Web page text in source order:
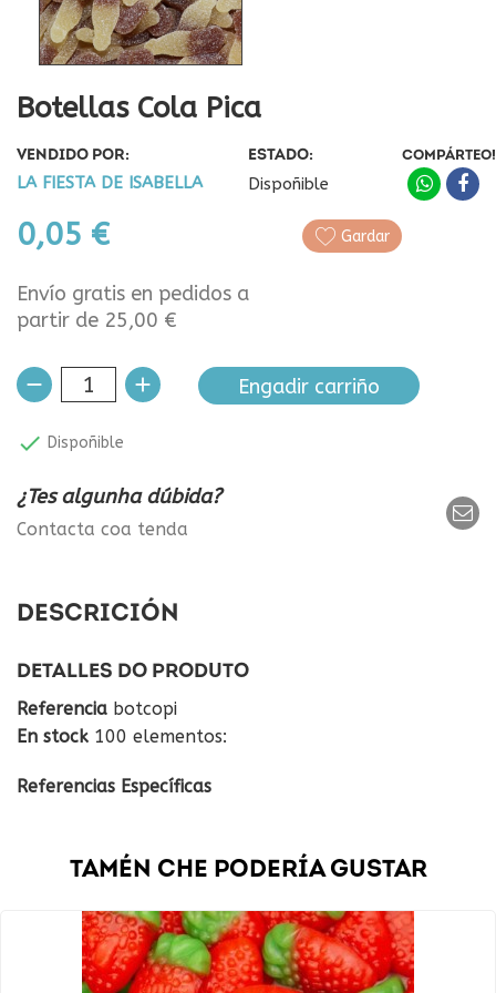
Botellas Cola Pica
VENDIDO POR:
LA FIESTA DE ISABELLA
ESTADO:
Dispoñible
0,05 €
COMPÁRTEO!
Gardar
Envío gratis en pedidos a
partir de 25,00 €
Engadir carriño
 Dispoñible
¿Tes algunha dúbida?
Contacta coa tenda
DESCRICIÓN
DETALLES DO PRODUTO
Referencia botcopi
En stock 100 elementos:
Referencias Específicas
TAMÉN CHE PODERÍA GUSTAR